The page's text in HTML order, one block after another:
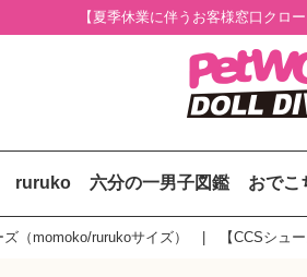
【夏季休業に伴うお客様窓口クロ
ruruko 六分の一男子図鑑 おでこ
（momoko/rurukoサイズ） 【CCSシュ